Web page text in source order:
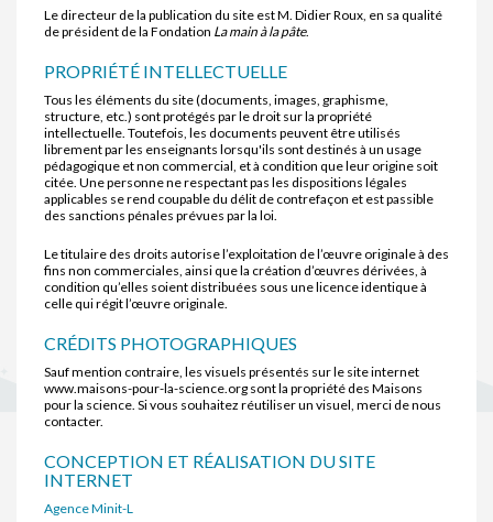
Le directeur de la publication du site est M. Didier Roux, en sa qualité
de président de la Fondation La main à la pâte.
PROPRIÉTÉ INTELLECTUELLE
Tous les éléments du site (documents, images, graphisme,
structure, etc.) sont protégés par le droit sur la propriété
intellectuelle. Toutefois, les documents peuvent être utilisés
librement par les enseignants lorsqu'ils sont destinés à un usage
pédagogique et non commercial, et à condition que leur origine soit
citée. Une personne ne respectant pas les dispositions légales
applicables se rend coupable du délit de contrefaçon et est passible
des sanctions pénales prévues par la loi.
Le titulaire des droits autorise l’exploitation de l’œuvre originale à des
fins non commerciales, ainsi que la création d’œuvres dérivées, à
condition qu’elles soient distribuées sous une licence identique à
celle qui régit l’œuvre originale.
CRÉDITS PHOTOGRAPHIQUES
Sauf mention contraire, les visuels présentés sur le site internet
www.maisons-pour-la-science.org sont la propriété des Maisons
pour la science. Si vous souhaitez réutiliser un visuel, merci de nous
contacter.
CONCEPTION ET RÉALISATION DU SITE
INTERNET
Agence Minit-L